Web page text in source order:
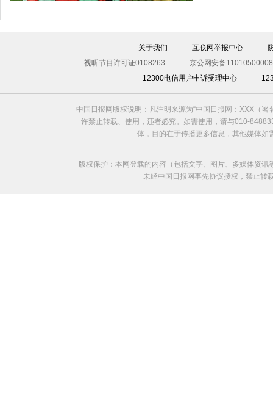
欧洲国家不愿与俄罗斯闹僵
关于我们 互联网举报中心
视听节目许可证0108263
京公网安备
12300电信用户申诉受理中心
中国日报网版权说明：凡注明来源为“中国日报网：XXX（
许禁止转载、使用，违者必究。如需使用，请与010-
体，目的在于传播更多信息，其他媒体
版权保护：本网登载的内容（包括文字、图片、多媒体资
未经中国日报网事先协议授权，禁止转